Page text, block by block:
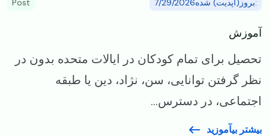
:بروز(اپدیت) شده7/29/2026 Post
آموزش
تحصیل برای تمام کودکان در ایالات متحده بدون در
نظر گرفتن توانایی، سن، نژاد، دین یا طبقه
اجتماعی، در دسترس...
بیشتر بیآموزید